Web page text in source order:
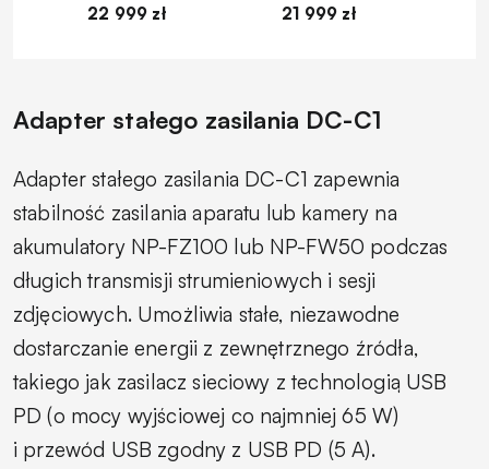
22 999 zł
21 999 zł
Adapter stałego zasilania DC-C1
Adapter stałego zasilania DC-C1 zapewnia
stabilność zasilania aparatu lub kamery na
akumulatory NP-FZ100 lub NP-FW50 podczas
długich transmisji strumieniowych i sesji
zdjęciowych. Umożliwia stałe, niezawodne
dostarczanie energii z zewnętrznego źródła,
takiego jak zasilacz sieciowy z technologią USB
PD (o mocy wyjściowej co najmniej 65 W)
i przewód USB zgodny z USB PD (5 A).